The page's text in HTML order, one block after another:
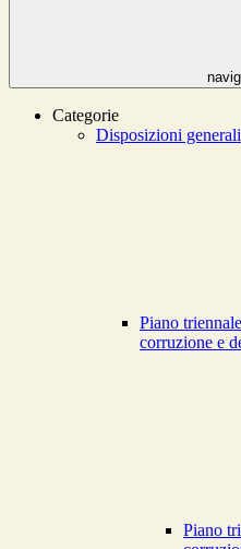
Categorie
Disposizioni generali
Piano
corruzione e
Piano